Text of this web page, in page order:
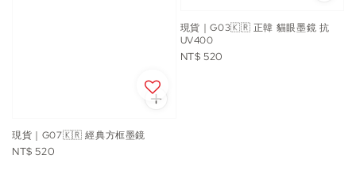
現貨｜G07🇰🇷 經典方框墨鏡
Regular
NT$ 520
現貨｜G03🇰🇷 正韓 貓眼墨鏡 抗
UV400
Regular
NT$ 520